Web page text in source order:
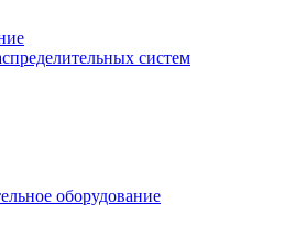
систем
оборудование